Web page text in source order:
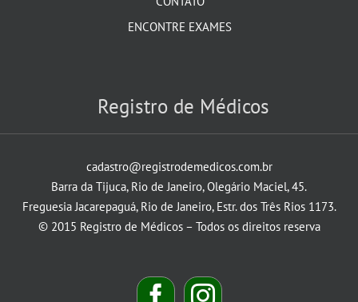
ENCONTRE EXAMES
Registro de Médicos
cadastro@registrodemedicos.com.br
Barra da Tijuca, Rio de Janeiro, Olegário Maciel, 45.
Freguesia Jacarepaguá, Rio de Janeiro, Estr. dos Três Rios 1173.
© 2015 Registro de Médicos – Todos os direitos reserva